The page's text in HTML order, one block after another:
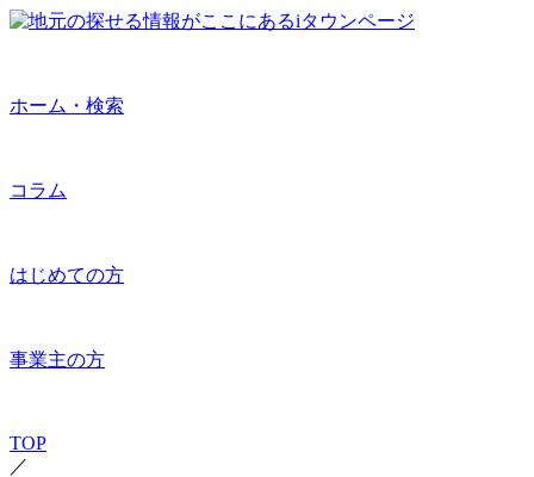
ホーム・検索
コラム
はじめての方
事業主の方
TOP
／